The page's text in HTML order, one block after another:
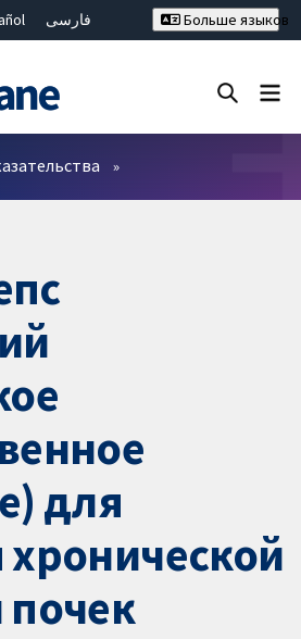
فارسی
繁體中文
Больше языков
для